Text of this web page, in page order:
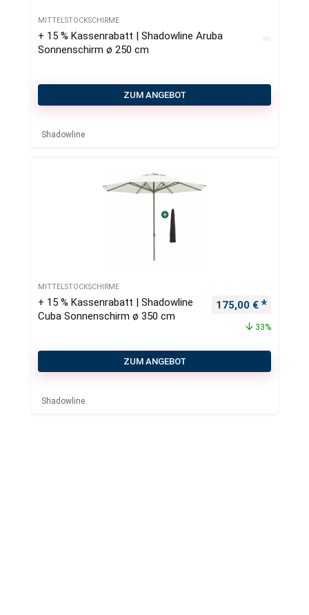
MITTELSTOCKSCHIRME
+ 15 % Kassenrabatt | Shadowline Aruba
Sonnenschirm ø 250 cm
ZUM ANGEBOT
Shadowline
MITTELSTOCKSCHIRME
+ 15 % Kassenrabatt | Shadowline
Cuba Sonnenschirm ø 350 cm
Ursprünglicher
175,00 €
33%
ZUM ANGEBOT
Shadowline